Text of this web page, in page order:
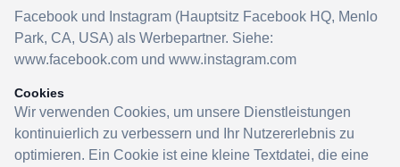
Facebook und Instagram (Hauptsitz Facebook HQ, Menlo
Park, CA, USA) als Werbepartner. Siehe:
www.facebook.com und www.instagram.com
Cookies
Wir verwenden Cookies, um unsere Dienstleistungen
kontinuierlich zu verbessern und Ihr Nutzererlebnis zu
optimieren. Ein Cookie ist eine kleine Textdatei, die eine